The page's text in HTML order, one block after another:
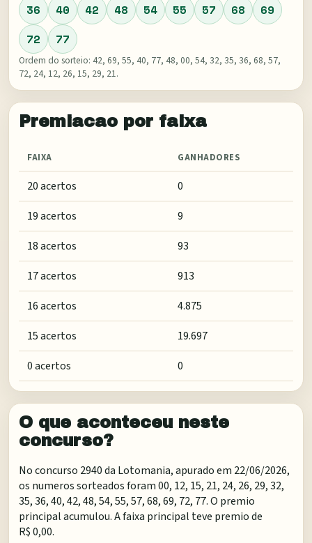
36
40 42 48 54 55 57 68
69
72
77
Ordem do sorteio: 42, 69, 55, 40, 77, 48, 00, 54, 32, 35, 36, 68, 57,
72, 24, 12, 26, 15, 29, 21.
Premiacao por faixa
FAIXA GANHADORES
20 acertos
0
19 acertos
9
18 acertos
93
17 acertos
913
16 acertos
4.875
15 acertos
19.697
0 acertos
0
O que aconteceu neste
concurso?
No concurso 2940 da Lotomania, apurado em 22/06/2026,
os numeros sorteados foram 00, 12, 15, 21, 24, 26, 29, 32,
35, 36, 40, 42, 48, 54, 55, 57, 68, 69, 72, 77. O premio
principal acumulou. A faixa principal teve premio de
R$ 0,00.